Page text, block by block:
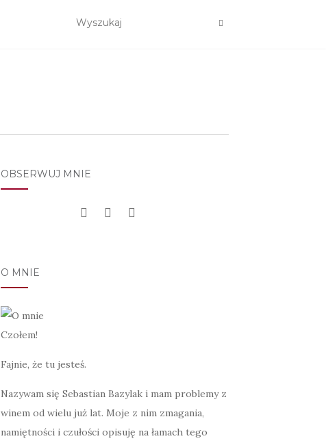
OBSERWUJ MNIE
O MNIE
Czołem!
Fajnie, że tu jesteś.
Nazywam się Sebastian Bazylak i mam problemy z
winem od wielu już lat. Moje z nim zmagania,
namiętności i czułości opisuję na łamach tego